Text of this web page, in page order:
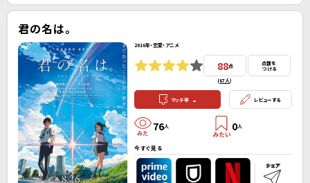
君の名は。
2016年・恋愛・アニメ
88点
(67人）
点数を
つける
マッチ率 - レビューする
76人 0人
今すぐ見る